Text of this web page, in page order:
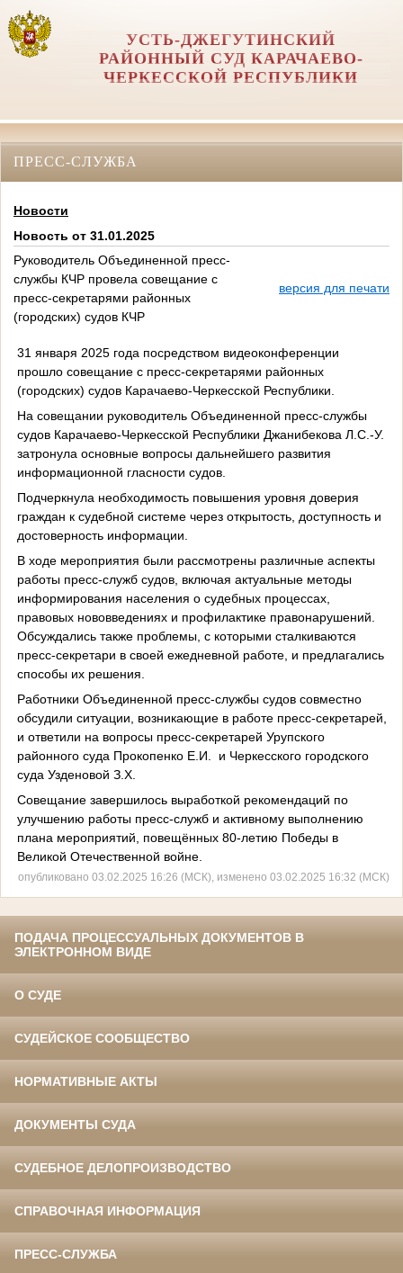
УСТЬ-ДЖЕГУТИНСКИЙ
РАЙОННЫЙ СУД КАРАЧАЕВО-
ЧЕРКЕССКОЙ РЕСПУБЛИКИ
ПРЕСС-СЛУЖБА
Новости
Новость от 31.01.2025
Руководитель Объединенной пресс-
службы КЧР провела совещание с
пресс-секретарями районных
(городских) судов КЧР
версия для печати
31 января 2025 года посредством видеоконференции
прошло совещание с пресс-секретарями районных
(городских) судов Карачаево-Черкесской Республики.
На совещании руководитель Объединенной пресс-службы
судов Карачаево-Черкесской Республики Джанибекова Л.С.-У.
затронула основные вопросы дальнейшего развития
информационной гласности судов.
Подчеркнула необходимость повышения уровня доверия
граждан к судебной системе через открытость, доступность и
достоверность информации.
В ходе мероприятия были рассмотрены различные аспекты
работы пресс-служб судов, включая актуальные методы
информирования населения о судебных процессах,
правовых нововведениях и профилактике правонарушений.
Обсуждались также проблемы, с которыми сталкиваются
пресс-секретари в своей ежедневной работе, и предлагались
способы их решения.
Работники Объединенной пресс-службы судов совместно
обсудили ситуации, возникающие в работе пресс-секретарей,
и ответили на вопросы пресс-секретарей Урупского
районного суда Прокопенко Е.И. и Черкесского городского
суда Узденовой З.Х.
Совещание завершилось выработкой рекомендаций по
улучшению работы пресс-служб и активному выполнению
плана мероприятий, повещённых 80-летию Победы в
Великой Отечественной войне.
опубликовано 03.02.2025 16:26 (МСК), изменено 03.02.2025 16:32 (МСК)
ПОДАЧА ПРОЦЕССУАЛЬНЫХ ДОКУМЕНТОВ В
ЭЛЕКТРОННОМ ВИДЕ
О СУДЕ
СУДЕЙСКОЕ СООБЩЕСТВО
НОРМАТИВНЫЕ АКТЫ
ДОКУМЕНТЫ СУДА
СУДЕБНОЕ ДЕЛОПРОИЗВОДСТВО
СПРАВОЧНАЯ ИНФОРМАЦИЯ
ПРЕСС-СЛУЖБА